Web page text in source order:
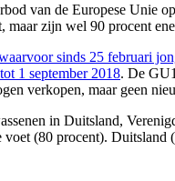
van de Europese
maar zijn wel 90 procent
sinds 25 februari
1 september 2018. De
verkopen, maar geen
in Duitsland,
(80 procent).